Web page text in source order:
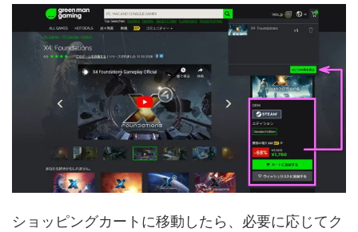
ショッピングカートに移動したら、必要に応じてク